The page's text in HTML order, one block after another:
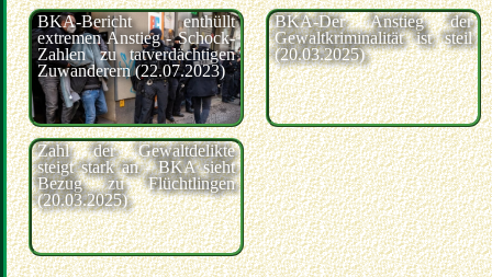
BKA-Bericht enthüllt
extremen Anstieg - Schock-
Zahlen zu tatverdächtigen
Zuwanderern (22.07.2023)
BKA-Der Anstieg der
Gewaltkriminalität ist steil
(20.03.2025)
Zahl der Gewaltdelikte
steigt stark an - BKA sieht
Bezug zu Flüchtlingen
(20.03.2025)